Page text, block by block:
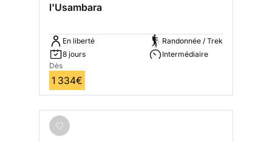
l'Usambara
En liberté
8 jours
Randonnée / Trek
Intermédiaire
Dès
1 334€